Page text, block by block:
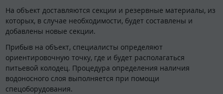
На объект доставляются секции и резервные материалы, из
которых, в случае необходимости, будет составлены и
добавлены новые секции.
Прибыв на объект, специалисты определяют
ориентировочную точку, где и будет располагаться
питьевой колодец. Процедура определения наличия
водоносного слоя выполняется при помощи
спецоборудования.